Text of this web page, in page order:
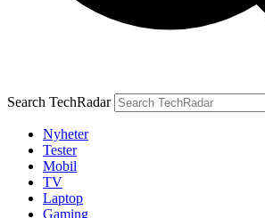
Search TechRadar
Nyheter
Tester
Mobil
TV
Laptop
Gaming